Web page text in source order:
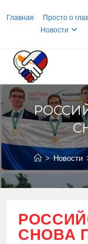
Главная Просто о
Новости
> Новости
СНОВА